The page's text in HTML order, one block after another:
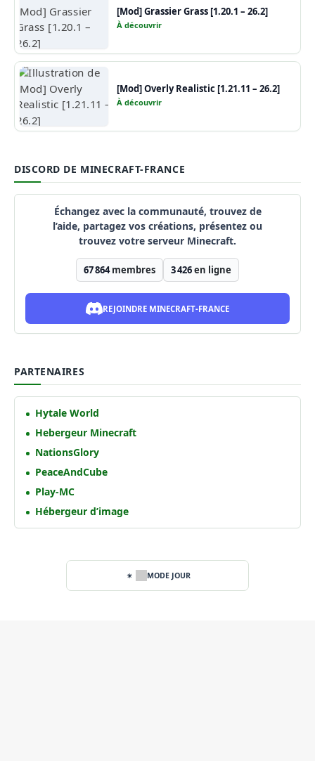
[Mod] Grassier Grass [1.20.1 – 26.2]
À découvrir
[Mod] Overly Realistic [1.21.11 – 26.2]
À découvrir
DISCORD DE MINECRAFT-FRANCE
Échangez avec la communauté, trouvez de
l’aide, partagez vos créations, présentez ou
trouvez votre serveur Minecraft.
67 864membres 3 426en ligne
REJOINDRE MINECRAFT-FRANCE
PARTENAIRES
Hytale World
Hebergeur Minecraft
NationsGlory
PeaceAndCube
Play-MC
Hébergeur d’image
MODE JOUR